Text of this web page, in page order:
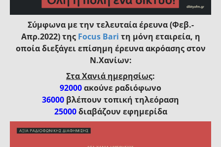
Σύμφωνα με την τελευταία έρευνα (Φεβ.-
Απρ.2022) της Focus Bari τη μόνη εταιρεία, η
οποία διεξάγει επίσημη έρευνα ακρόασης στον
Ν.Χανίων:
Στα Χανιά ημερησίως:
92000ακούνε ραδιόφωνο
36000 βλέπουν τοπική τηλεόραση
25000διαβάζουν εφημερίδα